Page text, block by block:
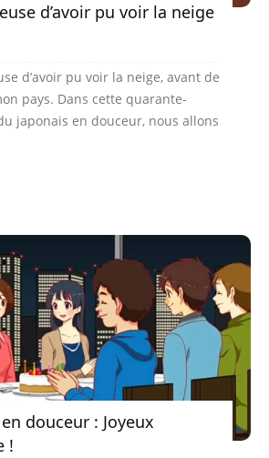
d’avoir pu voir la neige
d’avoir pu voir la neige, avant de
pays. Dans cette quarante-
japonais en douceur, nous allons
douceur : Joyeux
!